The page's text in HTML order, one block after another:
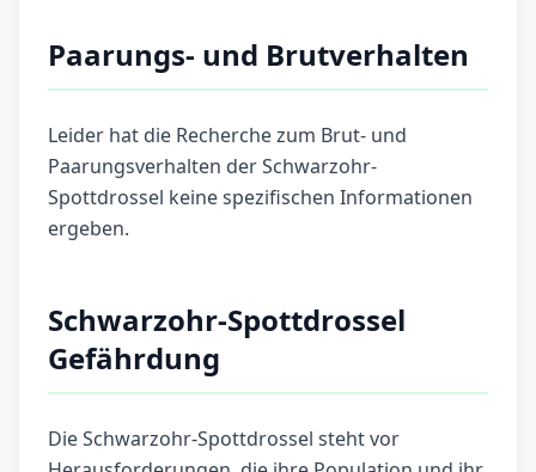
Paarungs- und Brutverhalten
Leider hat die Recherche zum Brut- und
Paarungsverhalten der Schwarzohr-
Spottdrossel keine spezifischen Informationen
ergeben.
Schwarzohr-Spottdrossel
Gefährdung
Die Schwarzohr-Spottdrossel steht vor